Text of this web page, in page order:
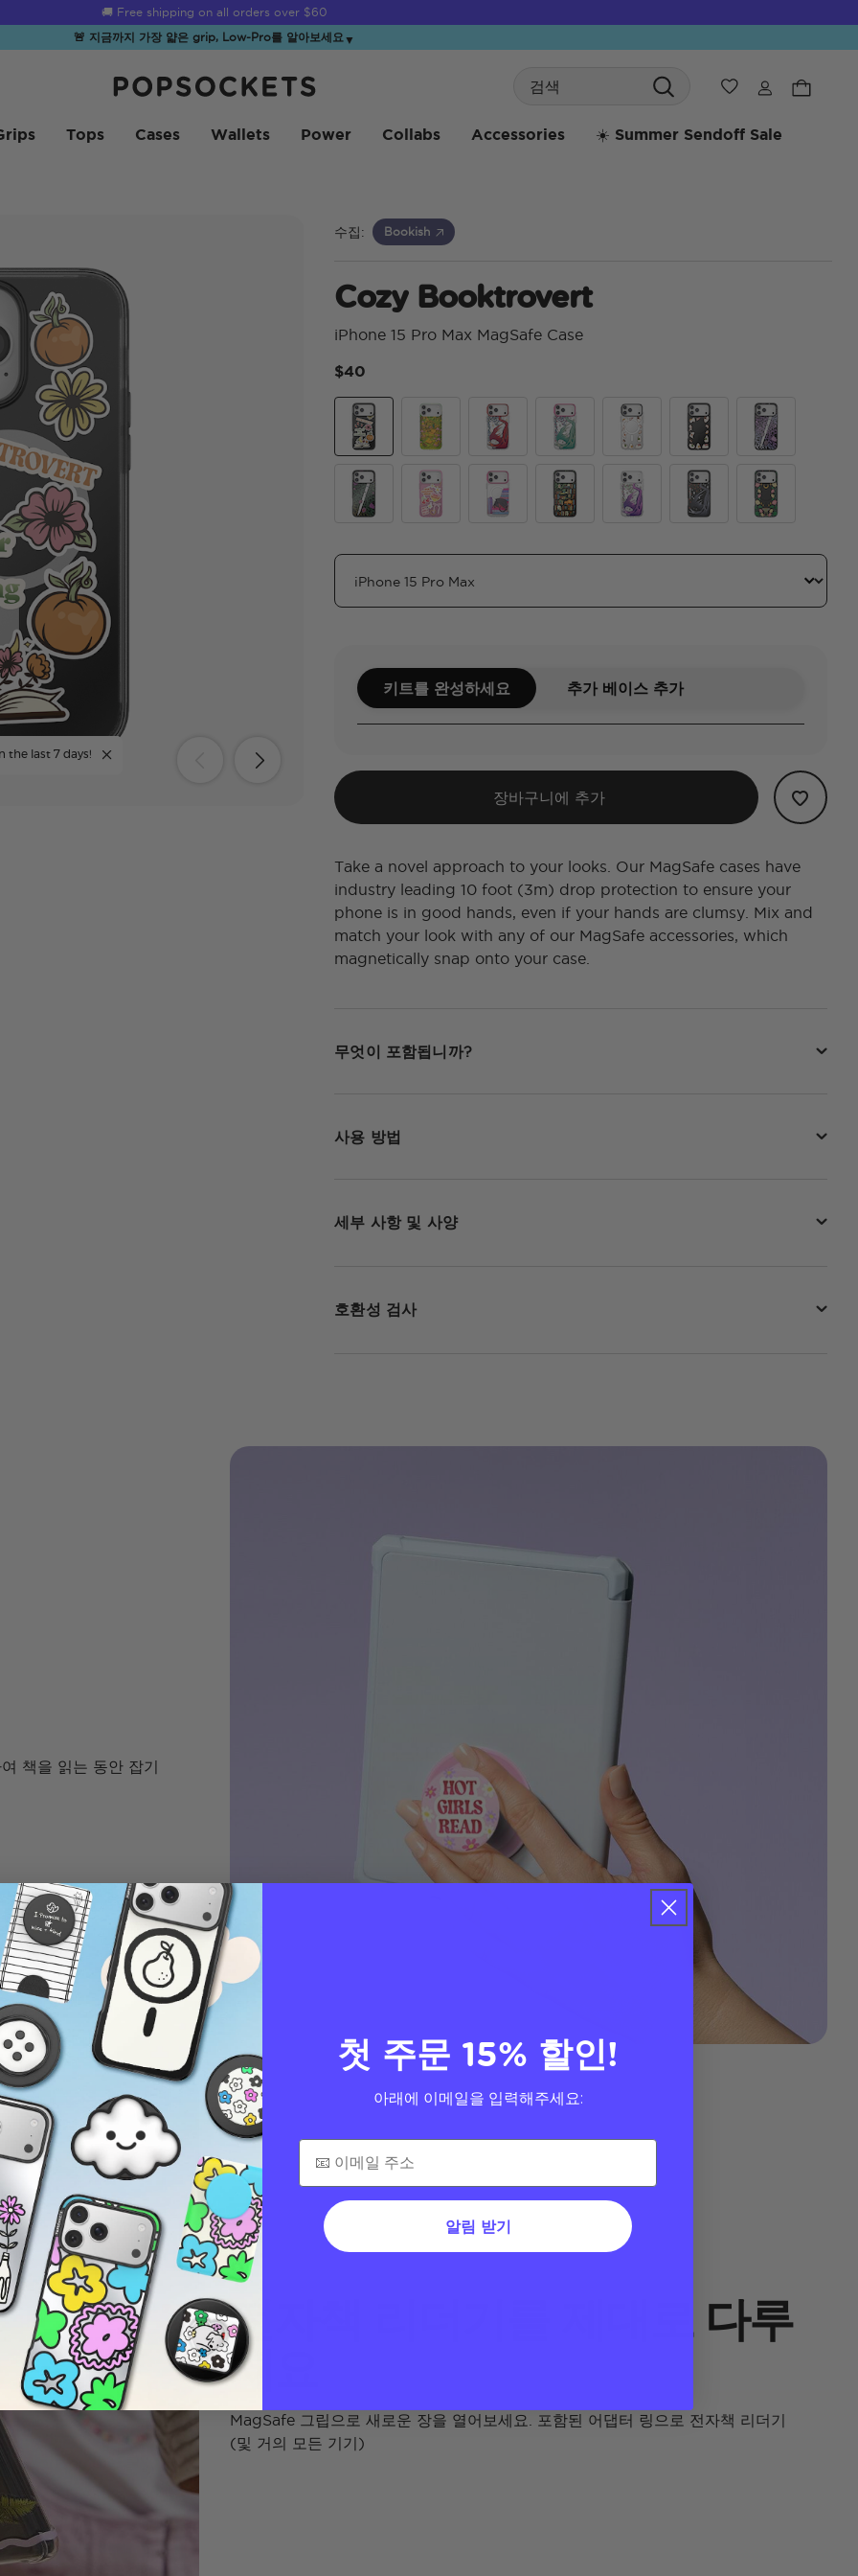
Summer Sendoff Sale is on 🚨 Up to 60% off
🚨 지금까지 가장 얇은 grip, Low-Pro를 알아보세요 ▼
위시리스트
Tops Cases Wallets Power Collabs Accessories ☀️ Summer Sendoff Sale
the last 7 days!
수집: Bookish
Cozy Booktrovert
iPhone 15 Pro Max MagSafe Case
$40
키트를 완성하세요 추가 베이스 추가
장바구니에 추가
Take a novel approach to your looks. Our MagSafe cases have
industry leading 10 foot (3m) drop protection to ensure your
phone is in good hands, even if your hands are clumsy. Mix and
match your look with any of our MagSafe accessories, which
magnetically snap onto your case.
무엇이 포함됩니까?
사용 방법
세부 사항 및 사양
호환성 검사
책을 읽는 동안 잡기
전자책 리더기를 제대로 다루
세요
MagSafe 그립으로 새로운 장을 열어보세요. 포함된 어댑터 링으로 전자책 리더기
(및 거의 모든 기기)
첫 주문 15% 할인!
아래에 이메일을 입력해주세요:
알림 받기